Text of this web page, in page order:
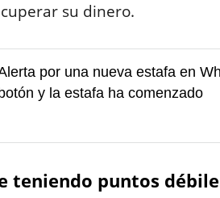
su dinero.
por una nueva estafa en
botón y la estafa ha comenzado
teniendo puntos